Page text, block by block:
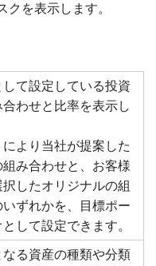
クを表示します。
て設定している投資
わせと比率を表示し
より当社が提案した
み合わせと、お客様
したオリジナルの組
ずれかを、目標ポー
として設定できます。
る資産の種類や分類